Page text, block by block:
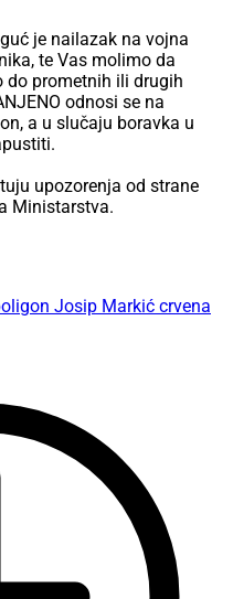
je nailazak na vojna
te Vas molimo da
do prometnih ili drugih
odnosi se na
a u slučaju boravka u
upozorenja od strane
Ministarstva.
Josip Markić crvena